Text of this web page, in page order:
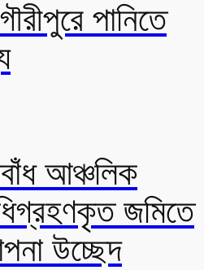
পানিতে
আঞ্চলিক
জমিতে
উচ্ছেদ